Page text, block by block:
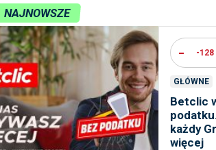
NAJNOWSZE
- -128
GŁÓWNE
Betclic
każdy
więcej